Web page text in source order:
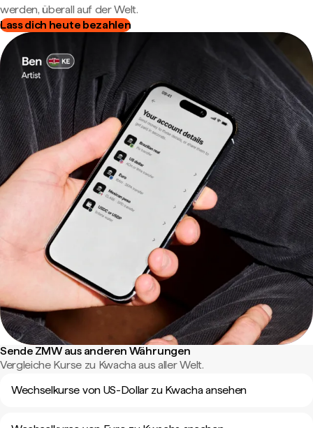
werden, überall auf der Welt.
Lass dich heute bezahlen
Sende ZMW aus anderen Währungen
Vergleiche Kurse zu Kwacha aus aller Welt.
Wechselkurse von US-Dollar zu Kwacha ansehen